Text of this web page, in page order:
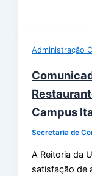
Administração
Campus
Secretaria de
A Reitoria da
satisfação de